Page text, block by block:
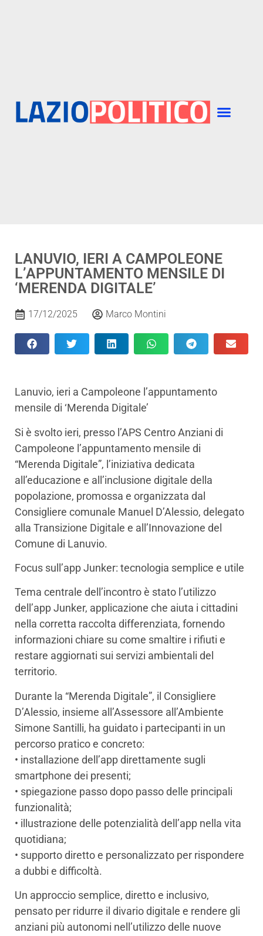
LANUVIO, IERI A CAMPOLEONE
L’APPUNTAMENTO MENSILE DI
‘MERENDA DIGITALE’
17/12/2025 Marco Montini
Lanuvio, ieri a Campoleone l’appuntamento
mensile di ‘Merenda Digitale’
Si è svolto ieri, presso l’APS Centro Anziani di
Campoleone l’appuntamento mensile di
“Merenda Digitale”, l’iniziativa dedicata
all’educazione e all’inclusione digitale della
popolazione, promossa e organizzata dal
Consigliere comunale Manuel D’Alessio, delegato
alla Transizione Digitale e all’Innovazione del
Comune di Lanuvio.
Focus sull’app Junker: tecnologia semplice e utile
Tema centrale dell’incontro è stato l’utilizzo
dell’app Junker, applicazione che aiuta i cittadini
nella corretta raccolta differenziata, fornendo
informazioni chiare su come smaltire i rifiuti e
restare aggiornati sui servizi ambientali del
territorio.
Durante la “Merenda Digitale”, il Consigliere
D’Alessio, insieme all’Assessore all’Ambiente
Simone Santilli, ha guidato i partecipanti in un
percorso pratico e concreto:
• installazione dell’app direttamente sugli
smartphone dei presenti;
• spiegazione passo dopo passo delle principali
funzionalità;
• illustrazione delle potenzialità dell’app nella vita
quotidiana;
• supporto diretto e personalizzato per rispondere
a dubbi e difficoltà.
Un approccio semplice, diretto e inclusivo,
pensato per ridurre il divario digitale e rendere gli
anziani più autonomi nell’utilizzo delle nuove